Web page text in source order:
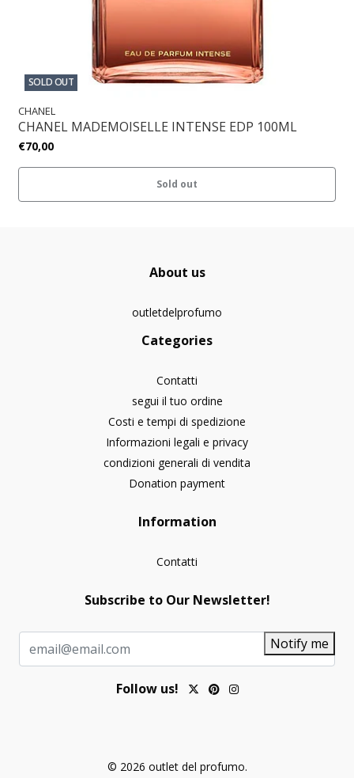
SOLD OUT
CHANEL
CHANEL MADEMOISELLE INTENSE EDP 100ML
€70,00
Sold out
About us
outletdelprofumo
Categories
Contatti
segui il tuo ordine
Costi e tempi di spedizione
Informazioni legali e privacy
condizioni generali di vendita
Donation payment
Information
Contatti
Subscribe to Our Newsletter!
Notify me
Follow us!
© 2026 outlet del profumo.